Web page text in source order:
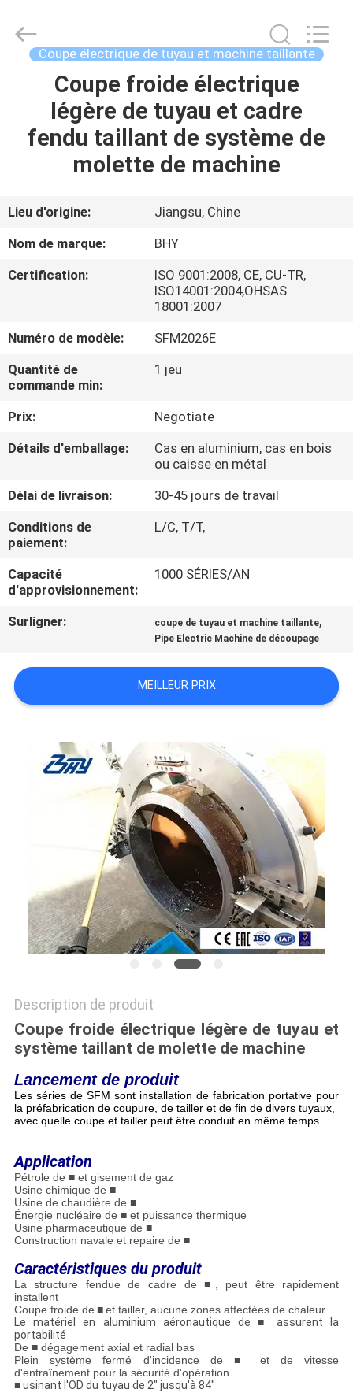
MAISON
PRODUITS
SUJET
DE
NOUS
D'USINE
CONTRÔLE
DE
QUALITÉ
PLAN
DU
SITE
POLITIQUE
EN
DE
PROTECTION
Bohyar
Engineering
Material
Technology(Suzhou)Co.,
Coupe électrique de tuyau et machine taillante
Coupe froide électrique
légère de tuyau et cadre
fendu taillant de système de
molette de machine
Lieu d'origine:
Jiangsu, Chine
Nom de marque:
BHY
Certification:
ISO 9001:2008, CE, CU-TR,
ISO14001:2004,OHSAS
18001:2007
Numéro de modèle:
SFM2026E
Quantité de
commande min:
1 jeu
Prix:
Negotiate
Détails d'emballage:
Cas en aluminium, cas en bois
ou caisse en métal
Délai de livraison:
30-45 jours de travail
Conditions de
paiement:
L/C, T/T,
Capacité
d'approvisionnement:
1000 SÉRIES/AN
Surligner: coupe de tuyau et machine taillante,
Pipe Electric Machine de découpage
MEILLEUR PRIX
Description de produit
Coupe froide électrique légère de tuyau et
système taillant de molette de machine
Lancement de produit
Les séries de SFM sont installation de fabrication portative pour
la préfabrication de coupure, de tailler et de fin de divers tuyaux,
avec quelle coupe et tailler peut être conduit en même temps.
Application
Pétrole de ■ et gisement de gaz
Usine chimique de ■
Usine de chaudière de ■
Énergie nucléaire de ■ et puissance thermique
Usine pharmaceutique de ■
Construction navale et repaire de ■
Caractéristiques du produit
La structure fendue de cadre de ■, peut être rapidement
installent
Coupe froide de ■et tailler, aucune zones affectées de chaleur
Le matériel en aluminium aéronautique de■
assurent la
portabilité
De ■ dégagement axial et radial bas
Plein système fermé d'incidence de ■ et de vitesse
d'entraînement pour la sécurité d'opération
■usinant l'OD du tuyau de 2" jusqu'à 84"